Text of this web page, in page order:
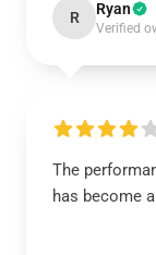
R Ryan
Verified
The
has become